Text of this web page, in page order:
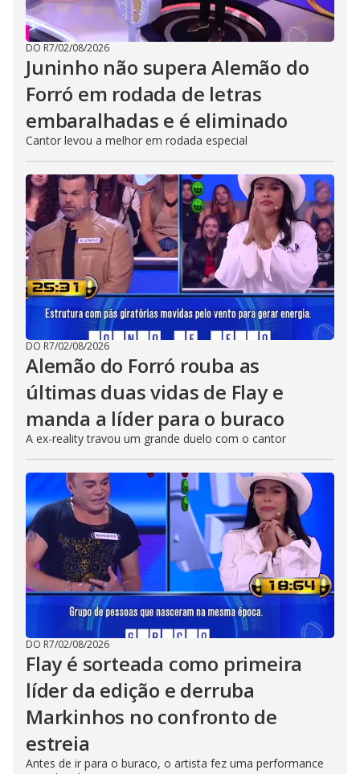
DO R7/02/08/2026
Juninho não supera Alemão do
Forró em rodada de letras
embaralhadas e é eliminado
Cantor levou a melhor em rodada especial
DO R7/02/08/2026
Alemão do Forró rouba as
últimas duas vidas de Flay e
manda a líder para o buraco
A ex-reality travou um grande duelo com o cantor
DO R7/02/08/2026
Flay é sorteada como primeira
líder da edição e derruba
Markinhos no confronto de
estreia
Antes de ir para o buraco, o artista fez uma performance